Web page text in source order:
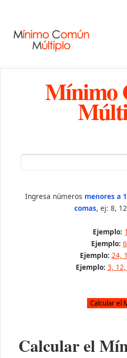
Mínimo
Ingresa números menores a
comas, ej: 8,
Ejemplo:
Ejemplo:
Ejemplo: 24,
Ejemplo: 3,
Calcular el